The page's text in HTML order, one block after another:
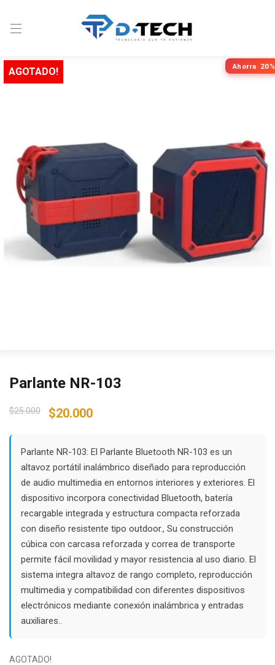
Ahorra 20%
AGOTADO!
Parlante NR-103
$25.000
Original
$25.000.
$20.000Current
$20.000.
Parlante NR-103: El Parlante Bluetooth NR-103 es un
altavoz portátil inalámbrico diseñado para reproducción
de audio multimedia en entornos interiores y exteriores. El
dispositivo incorpora conectividad Bluetooth, batería
recargable integrada y estructura compacta reforzada
con diseño resistente tipo outdoor., Su construcción
cúbica con carcasa reforzada y correa de transporte
permite fácil movilidad y mayor resistencia al uso diario. El
sistema integra altavoz de rango completo, reproducción
multimedia y compatibilidad con diferentes dispositivos
electrónicos mediante conexión inalámbrica y entradas
auxiliares..
AGOTADO!